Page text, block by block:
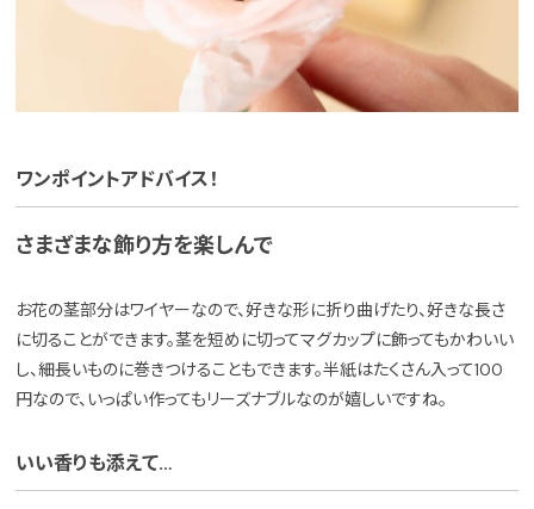
ワンポイントアドバイス！
さまざまな飾り方を楽しんで
お花の茎部分はワイヤーなので、好きな形に折り曲げたり、好きな長さ
に切ることができます。茎を短めに切ってマグカップに飾ってもかわいい
し、細長いものに巻きつけることもできます。半紙はたくさん入って100
円なので、いっぱい作ってもリーズナブルなのが嬉しいですね。
いい香りも添えて…